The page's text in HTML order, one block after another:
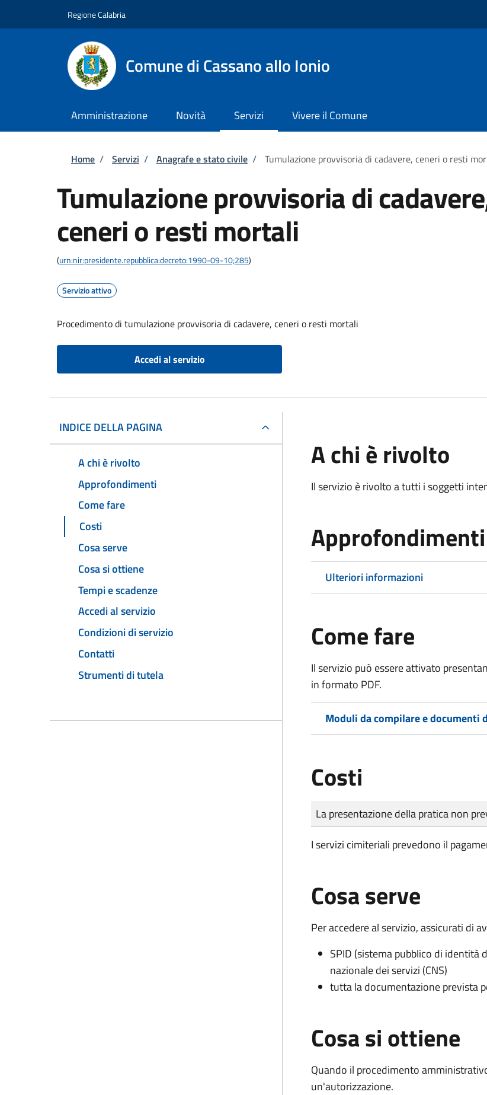
Regione Calabria
Comune di Cassano allo Ionio
Amministrazione Novità Servizi Vivere il Comune
Briciole di pane
Home / Servizi / Anagrafe e stato civile / Tumulazione provvisoria di cadavere, ceneri o resti
Tumulazione provvisoria di
ceneri o resti mortali
(urn:nir:presidente.repubblica:decreto:1990-09-10;285)
Servizio attivo
Procedimento di tumulazione provvisoria di cadavere, ceneri o resti mortali
Accedi al servizio
INDICE DELLA PAGINA
A chi è rivolto
Approfondimenti
Come fare
Costi
Cosa serve
Cosa si ottiene
Tempi e scadenze
Accedi al servizio
Condizioni di servizio
Contatti
Strumenti di tutela
A chi è rivolto
Il servizio è rivolto a tutti i soggetti
Approfondimenti
Ulteriori informazioni
Come fare
Il servizio può essere attivato
in formato PDF.
Moduli da compilare e documenti
Costi
Tipo di pagamento
Importo
La presentazione della pratica non
I servizi cimiteriali prevedono il
Cosa serve
Per accedere al servizio, assicurati di
SPID (sistema pubblico di identità
nazionale dei servizi (CNS)
tutta la documentazione prevista
Cosa si ottiene
Quando il procedimento
un'autorizzazione.